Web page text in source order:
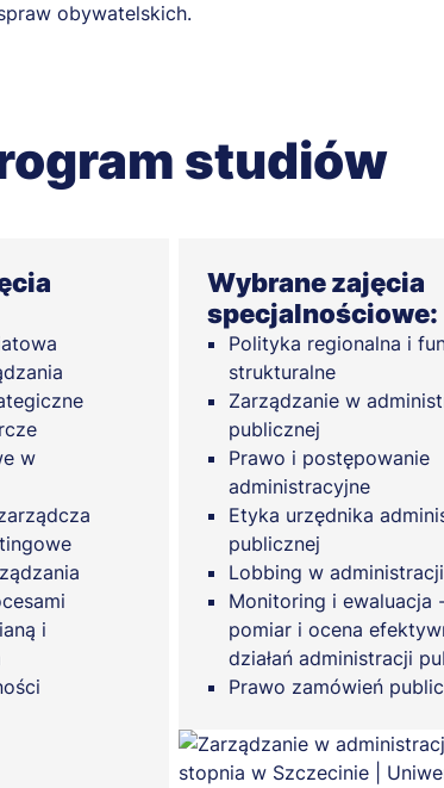
obywatelskich.
studiów
w
i
Wybrane zajęcia
specjalnościowe:
Polityka regionalna i
strukturalne
Zarządzanie w
publicznej
Prawo i postępowanie
administracyjne
Etyka urzędnika
publicznej
Lobbing w administracji
Monitoring i ewaluacja
pomiar i ocena
działań administracji
Prawo zamówień